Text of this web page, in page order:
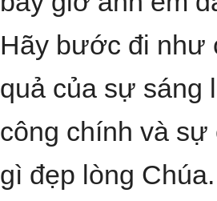
Hãy bước đi như
quả của sự sáng
công chính và sự
gì đẹp lòng